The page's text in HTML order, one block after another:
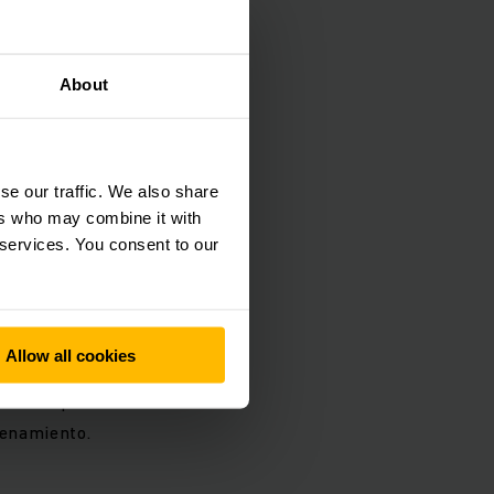
About
our traffic. We also share
who may combine it with
You consent to our
Allow all cookies
Así dos canales
vehículo base
decidió usar el
durante el
elevación,